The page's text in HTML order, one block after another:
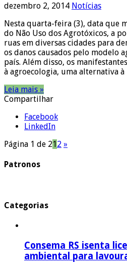
dezembro 2, 2014 Notícias
Nesta quarta-feira (3), data que
do Não Uso dos Agrotóxicos, a
ruas em diversas cidades para
os danos causados pelo modelo
país. Além disso, os
à agroecologia, uma alternativa
Leia mais »
Compartilhar
Facebook
LinkedIn
Página 1 de 212 »
Patronos
Categorias
Consema RS isenta
ambiental para